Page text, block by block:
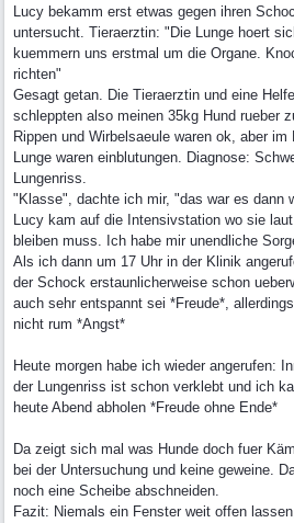
Lucy bekamm erst etwas gegen ihren
untersucht. Tieraerztin: "Die Lunge hoert
kuemmern uns erstmal um die Organe.
richten"
Gesagt getan. Die Tieraerztin und eine
schleppten also meinen 35kg Hund rueber
Rippen und Wirbelsaeule waren ok, aber
Lunge waren einblutungen. Diagnose:
Lungenriss.
"Klasse", dachte ich mir, "das war es dann
Lucy kam auf die Intensivstation wo sie
bleiben muss. Ich habe mir unendliche
Als ich dann um 17 Uhr in der Klinik
der Schock erstaunlicherweise schon
auch sehr entspannt sei *Freude*,
nicht rum *Angst*
Heute morgen habe ich wieder angerufen:
der Lungenriss ist schon verklebt und ich
heute Abend abholen *Freude ohne Ende*
Da zeigt sich mal was Hunde doch fuer
bei der Untersuchung und keine geweine.
noch eine Scheibe abschneiden.
Fazit: Niemals ein Fenster weit offen